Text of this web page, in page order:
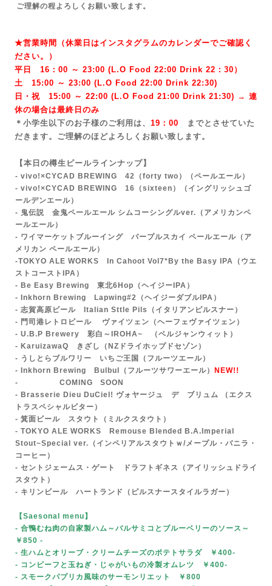
ご理解の程よろしくお願い致します。
★営業時間（休業日はインスタグラムのカレンダーでご確認く
ださい。）
平日 16：00 ～ 23:00 (L.O Food 22:00 Drink 22：30）
土 15:00 ～ 23:00 ( L.O Food 22:00 Drink 22:30)
日・祝 15:00 ～ 22:00 ( L.O Food 21:00 Drink 21:30) → 連
休の場合は最終日のみ
＊小学生以下のお子様のご利用は、 19：00
までとさせていた
だきます。ご理解のほどよろしくお願い致します。
【本日の樽生ビールラインナップ】
- vivo!×CYCAD BREWING 42（forty two）
（ペールエール）
- vivo!×CYCAD BREWING 16（sixteen）（イングリッシュゴ
ールデンエール）
- 鬼伝説 金鬼ペールエール シムコーシングルver. （アメリカンペ
ールエール）
- ワイマーケットブルーイング パープルスカイ ペールエール（ア
メリカン ペールエール）
-TOKYO ALE WORKS In Cahoot Vol7*By the Basy IPA（ウエ
ストコーストIPA）
- Be Easy Brewing 東北6Hop（ヘイジーIPA）
- Inkhorn Brewing Lapwing#2（ヘイジーダブルIPA）
- 志賀高原ビール Italian Sttle Pils（イタリアンピルスナー）
- 門司港レトロビール ヴァイツェン（ヘーフェヴァイツェン）
- U.B.P Brewery 彩白～IROHA~ （ベルジャンウィット）
- KaruizawaQ きざし（NZドライホップドセゾン）
- うしとらブルワリー いちご王国（フルーツエール）
- Inkhorn Brewing Bulbul（フルーツサワーエール）
NEW!!
- COMING SOON
- Brasserie Dieu DuCiel! ヴォヤージュ デ ブリュム （エクス
トラスペシャルビター）
- 箕面ビール スタウト（ミルクスタウト）
- TOKYO ALE WORKS Remouse Blended B.A.Imperial
Stout~Special ver.（インペリアルスタウトｗ/メープル・バニラ・
コーヒー）
- セントジェームス・ゲート ドラフトギネス（アイリッシュドライ
スタウト）
- キリンビール ハートランド（ピルスナースタイルラガー）
【Saesonal menu 】
- 合鴨むね肉の自家製ハム～バルサミコとブルーベリーのソース～
￥850 -
- 生ハムとオリーブ・クリームチーズのポテトサラダ ￥400-
- コンビーフと玉ねぎ・じゃがいもの冷製オムレツ ￥400-
- スモークパプリカ風味のサーモンリエット ￥800